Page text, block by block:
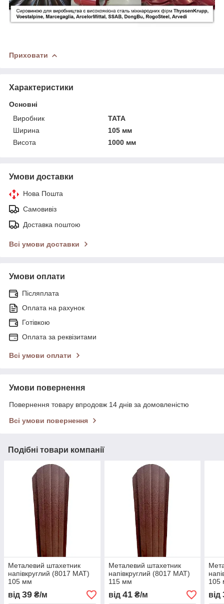
Приховати
Характеристики
Основні
Виробник
TATA
Ширина
105 мм
Висота
1000 мм
Умови доставки
Нова Пошта
Самовивіз
Доставка поштою
Всі умови доставки
Умови оплати
Післяплата
Оплата на рахунок
Готівкою
Оплата за реквізитами
Всі умови оплати
Умови повернення
Повернення товару впродовж 14 днів за домовленістю
Всі умови повернення
Подібні товари компанії
Металевий штахетник
напівкруглий (8017 МАТ)
105 мм
від 39 ₴/м
Металевий штахетник
напівкруглий (8017 МАТ)
115 мм
від 41₴/м
105
від